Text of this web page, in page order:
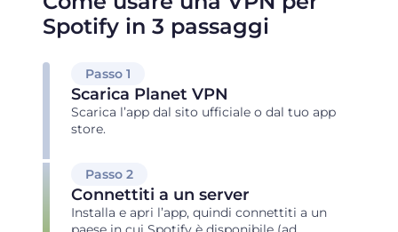
Spotify in 3 passaggi
Passo 1
Scarica Planet VPN
Scarica l’app dal sito ufficiale o dal tuo app
store.
Passo 2
Connettiti a un server
Installa e apri l’app, quindi connettiti a un